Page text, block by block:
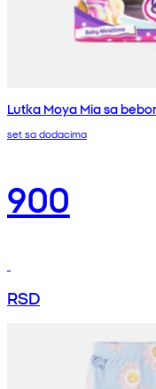
Lutka Moya Mia sa
set sa dodacima
900
RSD